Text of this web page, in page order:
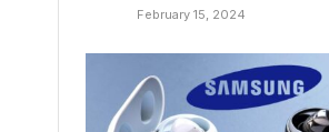
February 15, 2024